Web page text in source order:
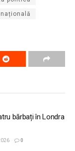
bărbați în Londra
0